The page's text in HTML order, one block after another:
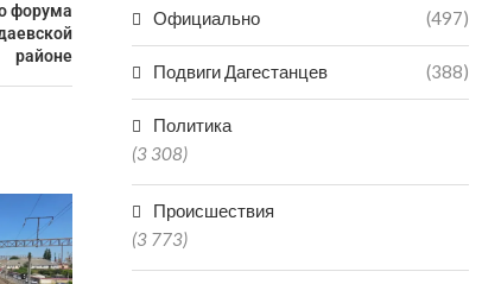
форума
районе
Официально (497)
Подвиги Дагестанцев (388)
Политика
(3 308)
Происшествия
(3 773)